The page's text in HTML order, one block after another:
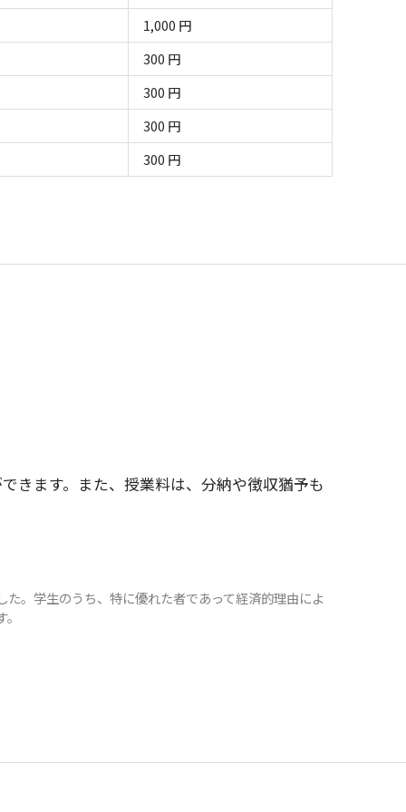
1,000 円
300 円
300 円
300 円
300 円
きます。また、授業料は、分納や徴収猶予も
。学生のうち、特に優れた者であって経済的理由によ